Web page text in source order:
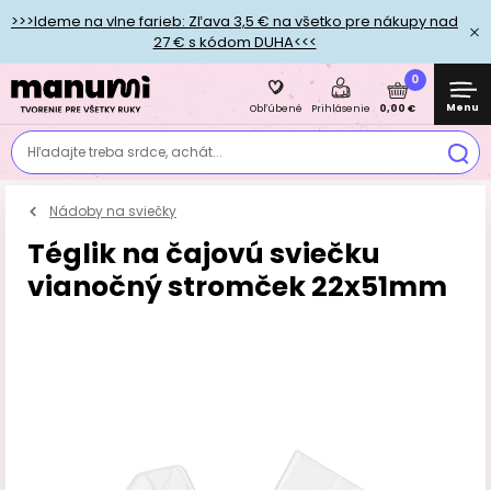
>>>Ideme na vlne farieb: Zľava 3,5 € na všetko pre nákupy nad
27 € s kódom DUHA<<<
Hľadajte treba srdce, achát...
Obľúbené Prihlásenie
0
0,00 € Menu
Nádoby na sviečky
Téglik na čajovú sviečku
vianočný stromček 22x51mm